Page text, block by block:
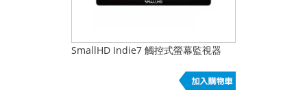
SmallHD Indie7 觸控式螢幕監視器